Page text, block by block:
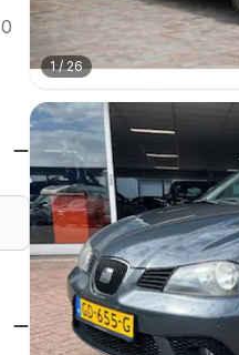
0
1/26